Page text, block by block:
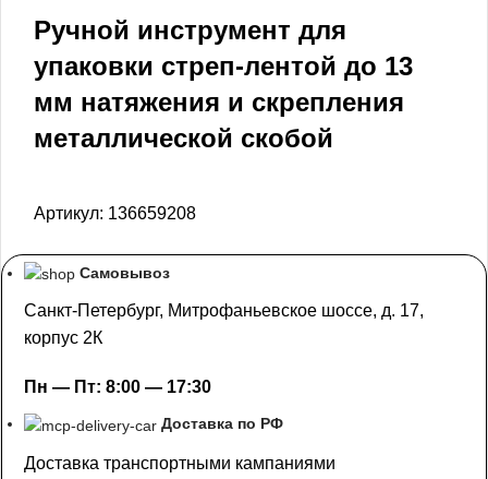
Ручной инструмент для
упаковки стреп-лентой до 13
мм натяжения и скрепления
металлической скобой
Артикул: 136659208
Самовывоз
Санкт-Петербург, Митрофаньевское шоссе, д. 17,
корпус 2К
Пн — Пт: 8:00 — 17:30
Доставка по РФ
Доставка транспортными кампаниями